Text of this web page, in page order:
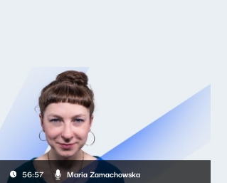
56:57 Maria Zamachowska